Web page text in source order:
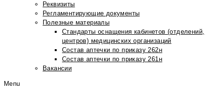
Реквизиты
Регламентирующие документы
Полезные материалы
Стандарты оснащения кабинетов (отделений,
центров) медицинских организаций
Состав аптечки по приказу 262н
Состав аптечки по приказу 261н
Вакансии
Menu